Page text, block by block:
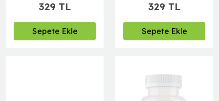
329 TL
Sepete Ekle
329 TL
Sepete Ekle